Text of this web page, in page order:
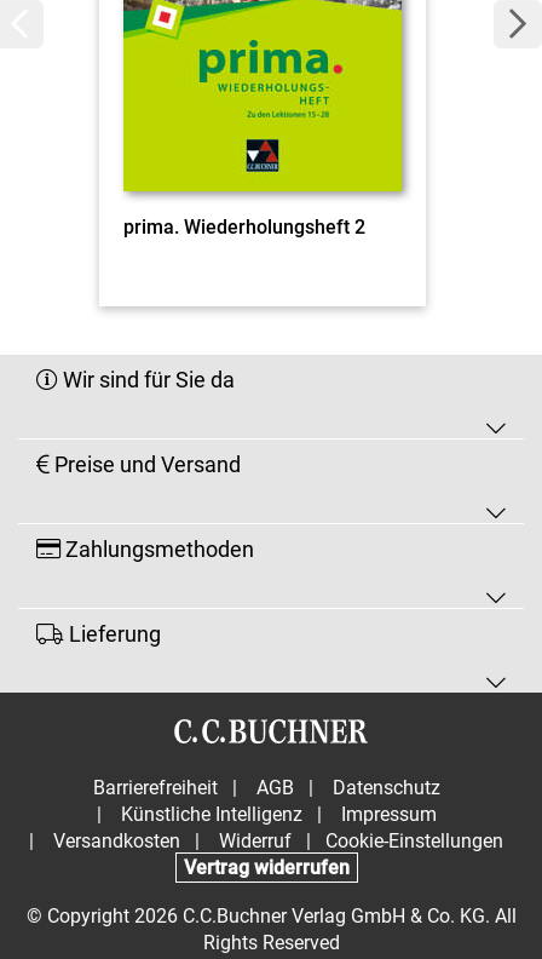
prima. Wiederholungsheft 2
Wir sind für Sie da
Preise und Versand
Zahlungsmethoden
Lieferung
Barrierefreiheit | AGB |
Datenschutz
|
Künstliche Intelligenz |
Impressum
|
Versandkosten | Widerruf |
Cookie-Einstellungen
Vertrag widerrufen
© Copyright 2026 C.C.Buchner Verlag GmbH & Co. KG. All
Rights Reserved